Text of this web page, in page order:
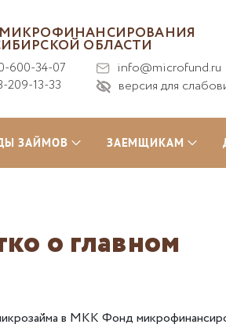
ОБЛАСТИ
600-34-07
209-13-33
info@microfund.ru
версия для
ЗАЙМОВ ЗАЕМЩИКАМ
о главном
в МКК Фонд